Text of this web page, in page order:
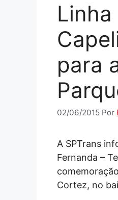
para
02/06/2015 Por
A SPTrans
Fernanda –
Cortez, no